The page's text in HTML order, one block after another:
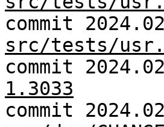
commit
src/tests/
commit
1.3033
commit